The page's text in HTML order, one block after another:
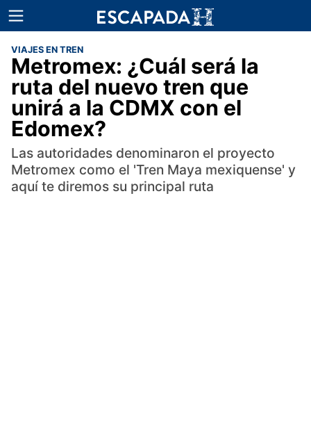
VIAJES EN TREN
Metromex: ¿Cuál será la
ruta del nuevo tren que
unirá a la CDMX con el
Edomex?
Las autoridades denominaron el proyecto
Metromex como el 'Tren Maya mexiquense' y
aquí te diremos su principal ruta